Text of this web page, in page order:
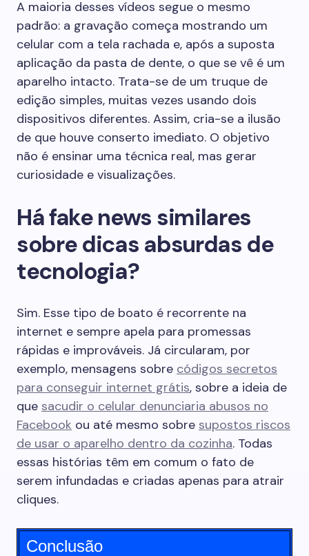
A maioria desses vídeos segue o mesmo
padrão: a gravação começa mostrando um
celular com a tela rachada e, após a suposta
aplicação da pasta de dente, o que se vê é um
aparelho intacto. Trata-se de um truque de
edição simples, muitas vezes usando dois
dispositivos diferentes. Assim, cria-se a ilusão
de que houve conserto imediato. O objetivo
não é ensinar uma técnica real, mas gerar
curiosidade e visualizações.
Há fake news similares
sobre dicas absurdas de
tecnologia?
Sim. Esse tipo de boato é recorrente na
internet e sempre apela para promessas
rápidas e improváveis. Já circularam, por
exemplo, mensagens sobre códigos secretos
para conseguir internet grátis, sobre a ideia de
que sacudir o celular denunciaria abusos no
Facebook ou até mesmo sobre supostos riscos
de usar o aparelho dentro da cozinha. Todas
essas histórias têm em comum o fato de
serem infundadas e criadas apenas para atrair
cliques.
Conclusão